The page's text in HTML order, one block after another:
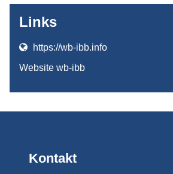
Links
https://wb-ibb.info
Website wb-ibb
Kontakt